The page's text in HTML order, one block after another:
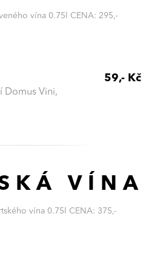
vína 0.75l CENA: 295,-
Domus Vini,
59,- Kč
vína 0.75l CENA: 375,-
VÍNA